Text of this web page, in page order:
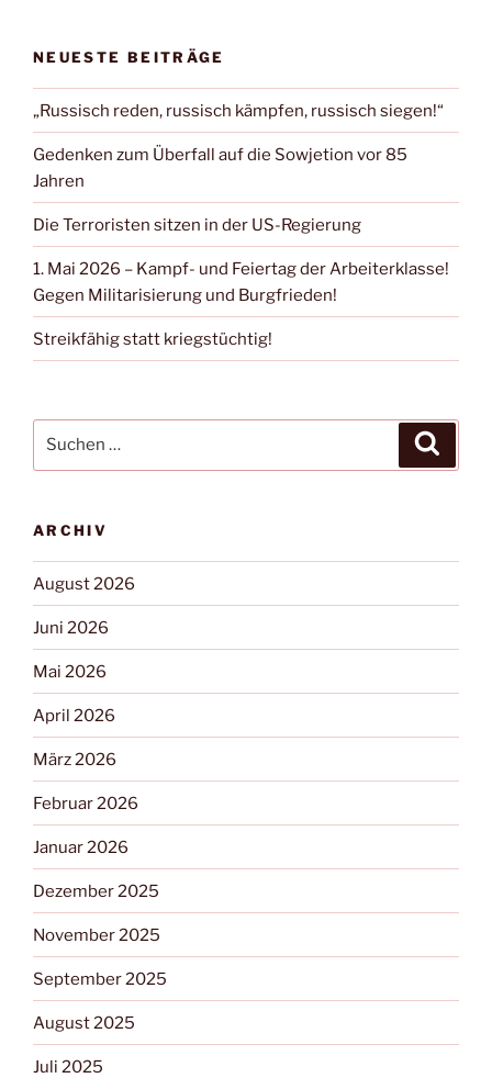
NEUESTE BEITRÄGE
„Russisch reden, russisch kämpfen, russisch siegen!“
Gedenken zum Überfall auf die Sowjetion vor 85
Jahren
Die Terroristen sitzen in der US-Regierung
1. Mai 2026 – Kampf- und Feiertag der Arbeiterklasse!
Gegen Militarisierung und Burgfrieden!
Streikfähig statt kriegstüchtig!
ARCHIV
August 2026
Juni 2026
Mai 2026
April 2026
März 2026
Februar 2026
Januar 2026
Dezember 2025
November 2025
September 2025
August 2025
Juli 2025